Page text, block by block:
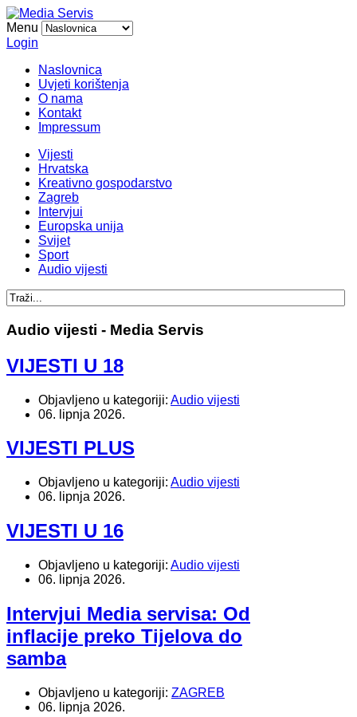
Menu
Login
Naslovnica
Uvjeti korištenja
O nama
Kontakt
Impressum
Vijesti
Hrvatska
Kreativno gospodarstvo
Zagreb
Intervjui
Europska unija
Svijet
Sport
Audio vijesti
Audio vijesti - Media Servis
VIJESTI U 18
Objavljeno u kategoriji: Audio vijesti
06. lipnja 2026.
VIJESTI PLUS
Objavljeno u kategoriji: Audio vijesti
06. lipnja 2026.
VIJESTI U 16
Objavljeno u kategoriji: Audio vijesti
06. lipnja 2026.
Intervjui Media servisa: Od
inflacije preko Tijelova do
samba
Objavljeno u kategoriji: ZAGREB
06. lipnja 2026.